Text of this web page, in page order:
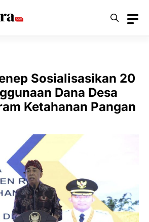
Sosialisasikan 20
Dana Desa
Ketahanan Pangan